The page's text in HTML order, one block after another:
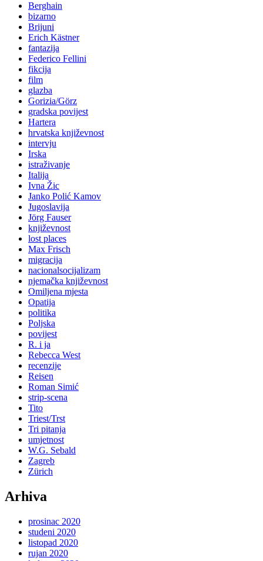
Berghain
bizarno
Brijuni
Erich Kästner
fantazija
Federico Fellini
fikcija
film
glazba
Gorizia/Görz
gradska povijest
Hartera
hrvatska književnost
intervju
Irska
istraživanje
Italija
Ivna Žic
Janko Polić Kamov
Jugoslavija
Jörg Fauser
književnost
lost places
Max Frisch
migracija
nacionalsocijalizam
njemačka književnost
Omiljena mjesta
Opatija
politika
Poljska
povijest
R. i ja
Rebecca West
recenzije
Reisen
Roman Simić
strip-scena
Tito
Triest/Trst
Tri pitanja
umjetnost
W.G. Sebald
Zagreb
Zürich
Arhiva
prosinac 2020
studeni 2020
listopad 2020
rujan 2020